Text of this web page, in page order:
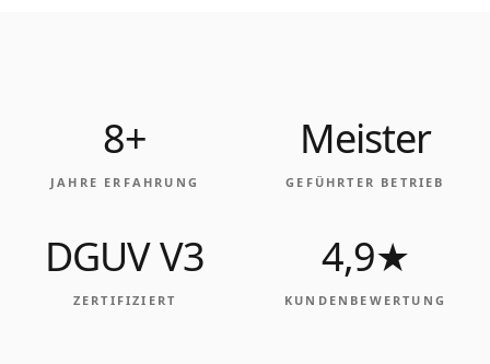
8+
JAHRE ERFAHRUNG
Meister
GEFÜHRTER BETRIEB
DGUV V3
ZERTIFIZIERT
4,9★
KUNDENBEWERTUNG